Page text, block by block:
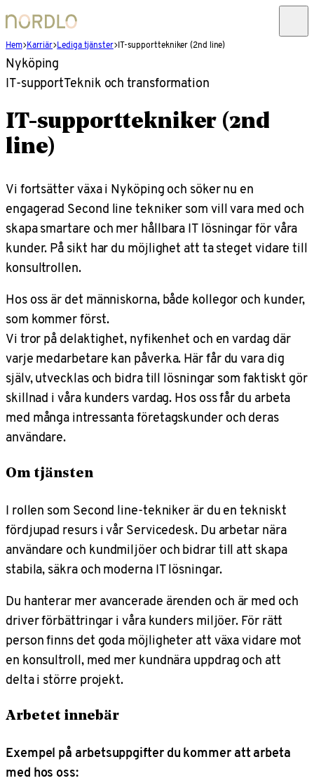
Hem Karriär Lediga tjänster IT-supporttekniker (2nd line)
Nyköping
IT-supportTeknik och transformation
IT-supporttekniker (2nd
line)
Vi fortsätter växa i Nyköping och söker nu en
engagerad Second line tekniker som vill vara med och
skapa smartare och mer hållbara IT lösningar för våra
kunder. På sikt har du möjlighet att ta steget vidare till
konsultrollen.
Hos oss är det människorna, både kollegor och kunder,
som kommer först.
Vi tror på delaktighet, nyfikenhet och en vardag där
varje medarbetare kan påverka. Här får du vara dig
själv, utvecklas och bidra till lösningar som faktiskt gör
skillnad i våra kunders vardag. Hos oss får du arbeta
med många intressanta företagskunder och deras
användare.
Om tjänsten
I rollen som Second line-tekniker är du en tekniskt
fördjupad resurs i vår Servicedesk. Du arbetar nära
användare och kundmiljöer och bidrar till att skapa
stabila, säkra och moderna IT lösningar.
Du hanterar mer avancerade ärenden och är med och
driver förbättringar i våra kunders miljöer. För rätt
person finns det goda möjligheter att växa vidare mot
en konsultroll, med mer kundnära uppdrag och att
delta i större projekt.
Arbetet innebär
Exempel på arbetsuppgifter du kommer att arbeta
med hos oss: